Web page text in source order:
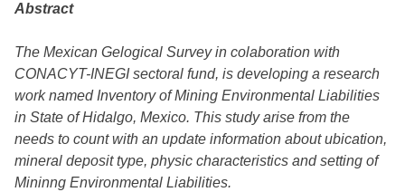
Abstract
The Mexican Gelogical Survey in colaboration with
CONACYT-INEGI sectoral fund, is developing a research
work named Inventory of Mining Environmental Liabilities
in State of Hidalgo, Mexico. This study arise from the
needs to count with an update information about ubication,
mineral deposit type, physic characteristics and setting of
Mininng Environmental Liabilities.